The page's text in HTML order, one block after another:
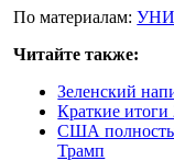
По материалам:
Читайте также:
Зеленский
Краткие итоги
США
Трамп